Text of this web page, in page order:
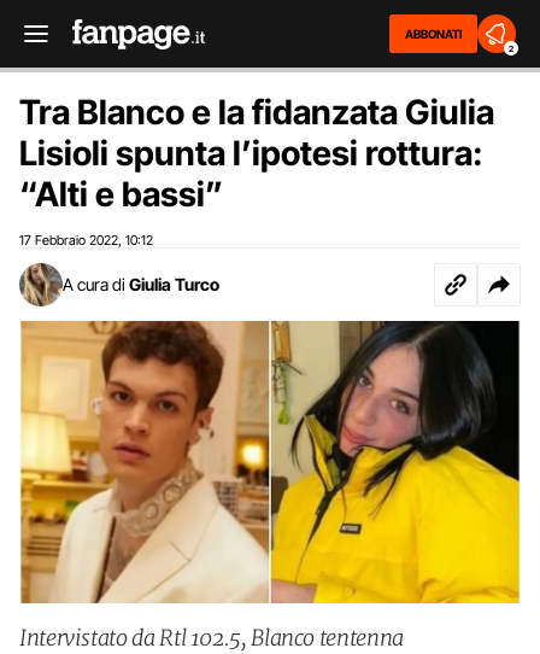
ABBONATI
2
Tra Blanco e la fidanzata Giulia
Lisioli spunta l’ipotesi rottura:
“Alti e bassi”
17 Febbraio 2022 10:12
A cura di Giulia Turco
Intervistato da Rtl 102.5, Blanco tentenna